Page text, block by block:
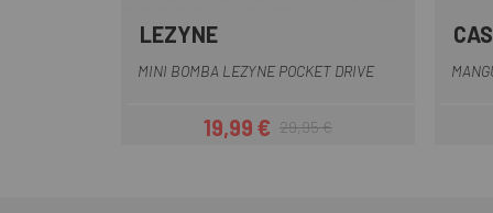
LEZYNE
MINI BOMBA LEZYNE POCKET DRIVE
Precio
19,99 €Precio regular
29,95 €